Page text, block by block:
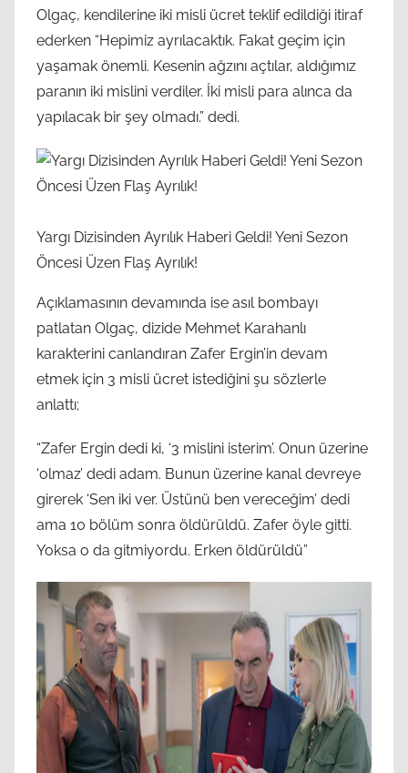
Olgaç, kendilerine iki misli ücret teklif edildiği itiraf
ederken “Hepimiz ayrılacaktık. Fakat geçim için
yaşamak önemli. Kesenin ağzını açtılar, aldığımız
paranın iki mislini verdiler. İki misli para alınca da
yapılacak bir şey olmadı.” dedi.
Yargı Dizisinden Ayrılık Haberi Geldi! Yeni Sezon
Öncesi Üzen Flaş Ayrılık!
Açıklamasının devamında ise asıl bombayı
patlatan Olgaç, dizide Mehmet Karahanlı
karakterini canlandıran Zafer Ergin’in devam
etmek için 3 misli ücret istediğini şu sözlerle
anlattı;
“Zafer Ergin dedi ki, ‘3 mislini isterim’. Onun üzerine
‘olmaz’ dedi adam. Bunun üzerine kanal devreye
girerek ‘Sen iki ver. Üstünü ben vereceğim’ dedi
ama 10 bölüm sonra öldürüldü. Zafer öyle gitti.
Yoksa o da gitmiyordu. Erken öldürüldü”